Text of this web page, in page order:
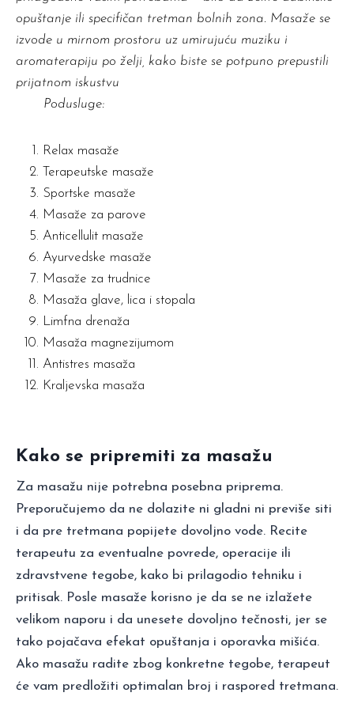
opuštanje ili specifičan tretman bolnih zona. Masaže se
izvode u mirnom prostoru uz umirujuću muziku i
aromaterapiju po želji, kako biste se potpuno prepustili
prijatnom iskustvu
Podusluge:
Relax masaže
Terapeutske masaže
Sportske masaže
Masaže za parove
Anticellulit masaže
Ayurvedske masaže
Masaže za trudnice
Masaža glave, lica i stopala
Limfna drenaža
Masaža magnezijumom
Antistres masaža
Kraljevska masaža
Kako se pripremiti za masažu
Za masažu nije potrebna posebna priprema.
Preporučujemo da ne dolazite ni gladni ni previše siti
i da pre tretmana popijete dovoljno vode. Recite
terapeutu za eventualne povrede, operacije ili
zdravstvene tegobe, kako bi prilagodio tehniku i
pritisak. Posle masaže korisno je da se ne izlažete
velikom naporu i da unesete dovoljno tečnosti, jer se
tako pojačava efekat opuštanja i oporavka mišića.
Ako masažu radite zbog konkretne tegobe, terapeut
će vam predložiti optimalan broj i raspored tretmana.